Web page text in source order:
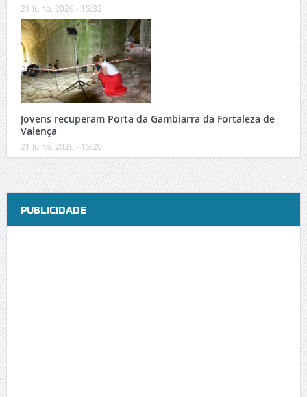
21 Julho, 2026 - 15:32
Jovens recuperam Porta da Gambiarra da Fortaleza de
Valença
21 Julho, 2026 - 15:20
PUBLICIDADE